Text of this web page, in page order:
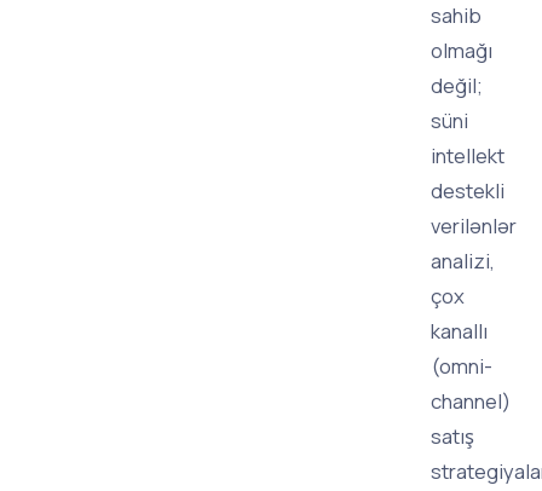
sahib
olmağı
değil;
süni
intellekt
destekli
verilənlər
analizi,
çox
kanallı
(omni-
channel)
satış